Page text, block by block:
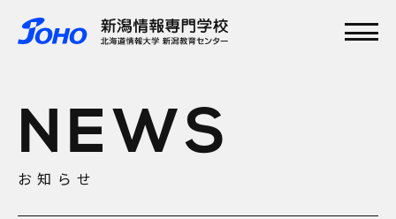
特集
学校紹介
資格実績
NEWS
お知らせ